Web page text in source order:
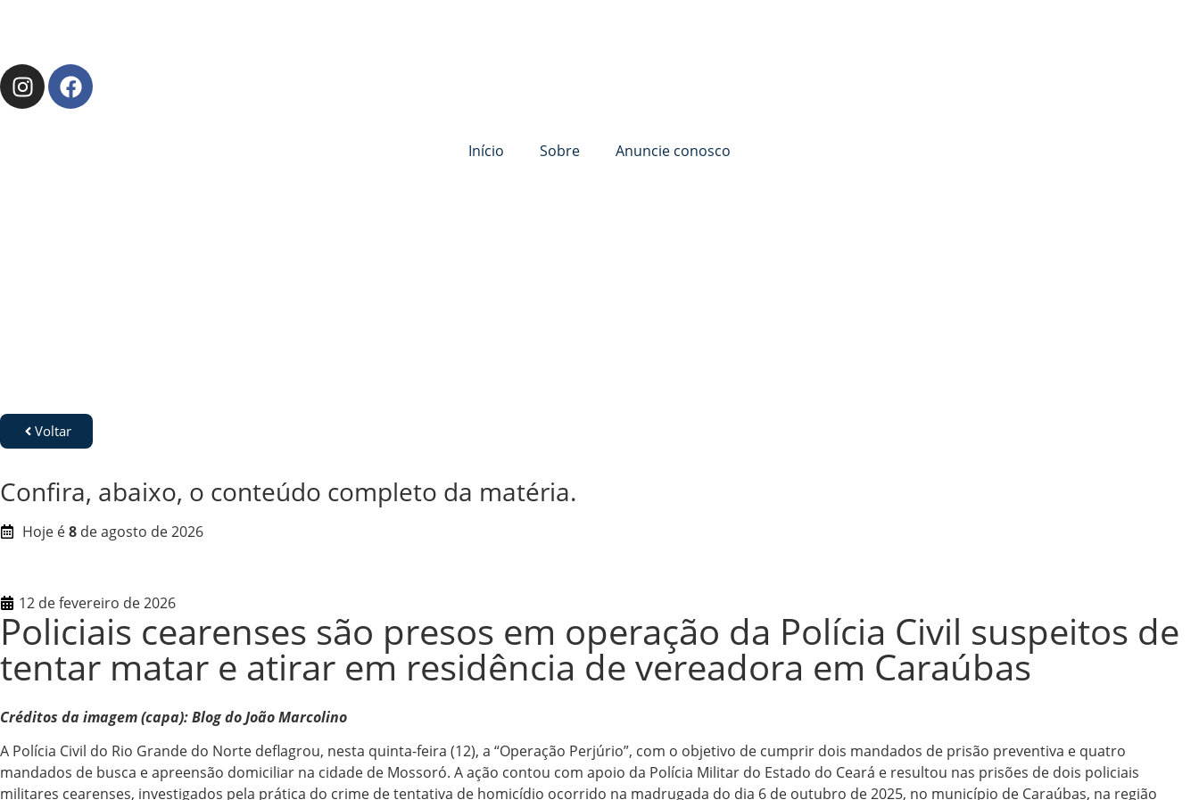
Início Sobre Anuncie conosco
Voltar
Confira, abaixo, o conteúdo completo da matéria.
Hoje é8 de agosto de 2026
12 de fevereiro de 2026
Policiais cearenses são presos em operação da Polícia Civil suspeitos de
tentar matar e atirar em residência de vereadora em Caraúbas
Créditos da imagem (capa): Blog do João Marcolino
A Polícia Civil do Rio Grande do Norte deflagrou, nesta quinta-feira (12), a “Operação Perjúrio”, com o objetivo de cumprir dois mandados de prisão preventiva e quatro
mandados de busca e apreensão domiciliar na cidade de Mossoró. A ação contou com apoio da Polícia Militar do Estado do Ceará e resultou nas prisões de dois policiais
militares cearenses, investigados pela prática do crime de tentativa de homicídio ocorrido na madrugada do dia 6 de outubro de 2025, no município de Caraúbas, na região